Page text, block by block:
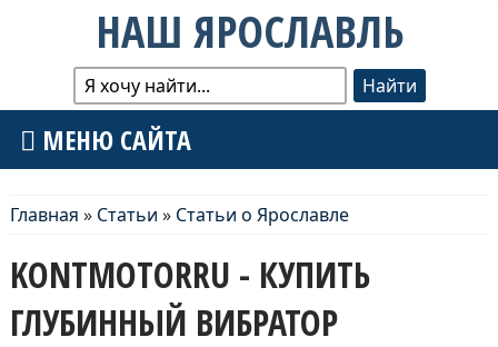
НАШ ЯРОСЛАВЛЬ
МЕНЮ САЙТА
Главная » Статьи » Статьи о Ярославле
KONTMOTORRU - КУПИТЬ
ГЛУБИННЫЙ ВИБРАТОР